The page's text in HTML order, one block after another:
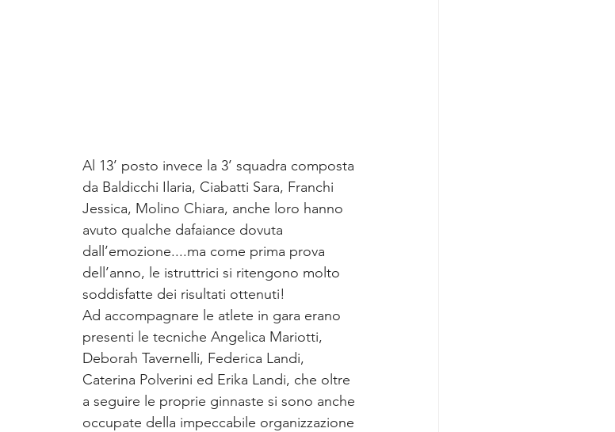
Al 13’ posto invece la 3’ squadra composta
da Baldicchi Ilaria, Ciabatti Sara, Franchi
Jessica, Molino Chiara, anche loro hanno
avuto qualche dafaiance dovuta
dall’emozione....ma come prima prova
dell’anno, le istruttrici si ritengono molto
soddisfatte dei risultati ottenuti!
Ad accompagnare le atlete in gara erano
presenti le tecniche Angelica Mariotti,
Deborah Tavernelli, Federica Landi,
Caterina Polverini ed Erika Landi, che oltre
a seguire le proprie ginnaste si sono anche
occupate della impeccabile organizzazione